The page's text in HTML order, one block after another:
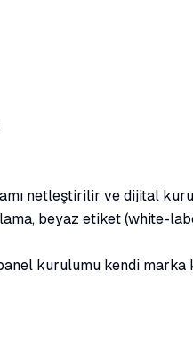
netleştirilir ve dijital
beyaz etiket (white-
kurulumu kendi marka